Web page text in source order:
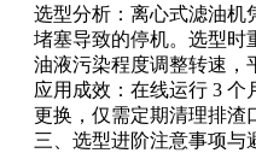
选型分析：离心式滤油机
堵塞导致的停机。选型时
油液污染程度调整转速，
应用成效：在线运行 3 个
更换，仅需定期清理排渣
三、选型进阶注意事项与